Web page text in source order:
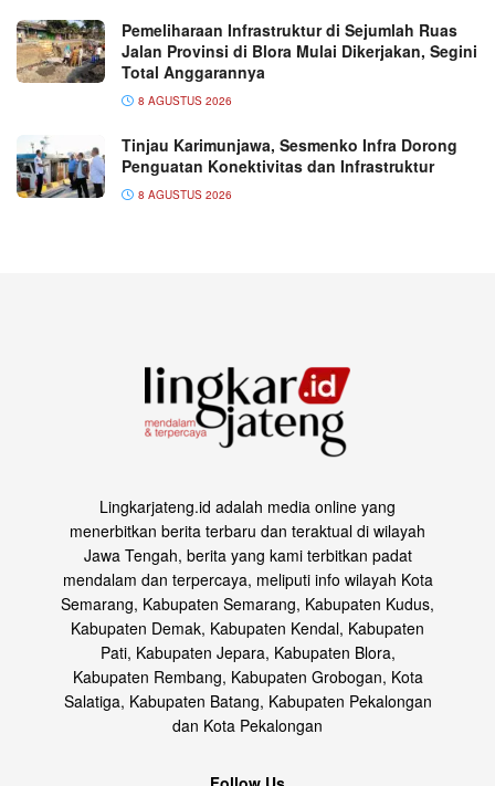
Pemeliharaan Infrastruktur di Sejumlah Ruas
Jalan Provinsi di Blora Mulai Dikerjakan, Segini
Total Anggarannya
8 AGUSTUS 2026
Tinjau Karimunjawa, Sesmenko Infra Dorong
Penguatan Konektivitas dan Infrastruktur
8 AGUSTUS 2026
Lingkarjateng.id adalah media online yang
menerbitkan berita terbaru dan teraktual di wilayah
Jawa Tengah, berita yang kami terbitkan padat
mendalam dan terpercaya, meliputi info wilayah Kota
Semarang, Kabupaten Semarang, Kabupaten Kudus,
Kabupaten Demak, Kabupaten Kendal, Kabupaten
Pati, Kabupaten Jepara, Kabupaten Blora,
Kabupaten Rembang, Kabupaten Grobogan, Kota
Salatiga, Kabupaten Batang, Kabupaten Pekalongan
dan Kota Pekalongan